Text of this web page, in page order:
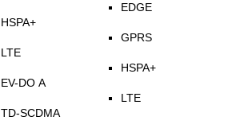
HSPA+
LTE
EV-DO A
TD-SCDMA
EDGE
GPRS
HSPA+
LTE